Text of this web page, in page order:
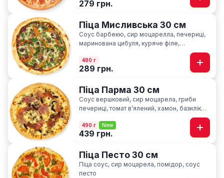
279 грн.
Піца Мисливська 30 см
Соус барбекю, сир моцарелла, печериці,
маринована цибуля, куряче філе,
мисливські ковбаски, ароматна петрушка
480 г
289 грн.
Піца Парма 30 см
Соус вершковий, сир моцарела, гриби
печериці, томат вʼялений, хамон, базилік
490 г New
439 грн.
Піца Песто 30 см
Піца соус, сир моцарела, помідор, соус
песто